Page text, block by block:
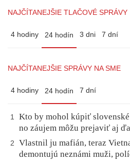
NAJČÍTANEJŠIE TLAČOVÉ SPRÁVY
4 hodiny 24 hodín 3 dni 7 dní
NAJČÍTANEJŠIE SPRÁVY NA SME
4 hodiny 24 hodín 7 dní
1
Kto by mohol kúpiť
no záujem môžu prejaviť aj
2
Vlastnil ju mafián, teraz
demontujú neznámi muži,